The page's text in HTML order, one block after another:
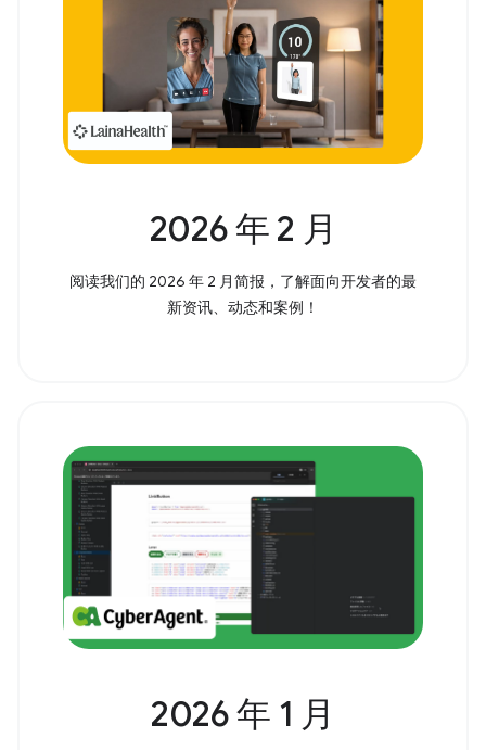
2026 年 2 月
阅读我们的 2026 年 2 月简报，了解面向开发者的最
新资讯、动态和案例！
2026 年 1 月